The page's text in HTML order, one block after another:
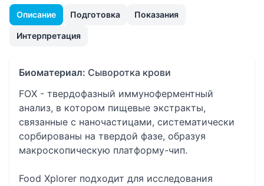
Описание Подготовка Показания
Интерпретация
Биоматериал: Сыворотка крови
FOX - твердофазный иммуноферментный
анализ, в котором пищевые экстракты,
связанные с наночастицами, систематически
сорбированы на твердой фазе, образуя
макроскопическую платформу-чип.
Food Xplorer подходит для исследования